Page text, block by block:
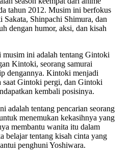
tahun 2012. Musim ini berfokus
Sakata, Shinpachi Shimura, dan
dengan humor, aksi, dan kisah
musim ini adalah tentang Gintoki
Kintoki, seorang samurai
dengannya. Kintoki menjadi
saat Gintoki pergi, dan Gintoki
kembali posisinya.
adalah tentang pencarian seorang
menemukan kekasihnya yang
membantu wanita itu dalam
belajar tentang kisah cinta yang
penghuni Yoshiwara.